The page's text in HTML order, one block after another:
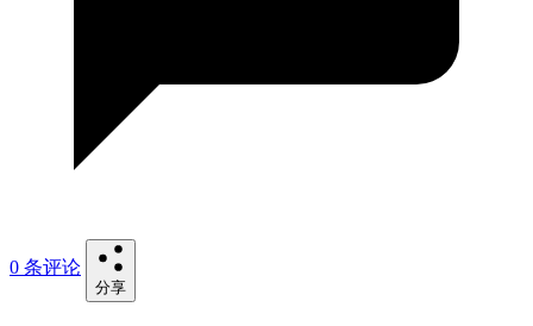
0 条评论
分享